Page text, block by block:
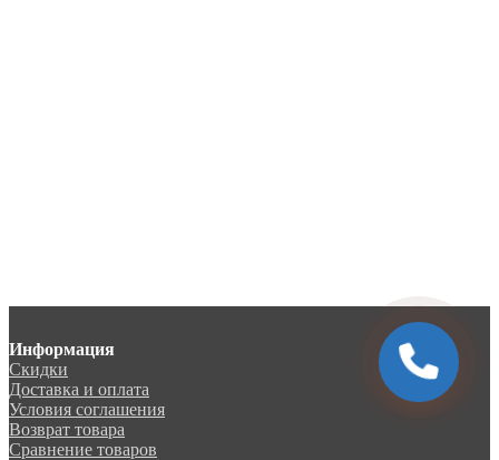
Информация
Скидки
Доставка и оплата
Условия соглашения
Возврат товара
Сравнение товаров